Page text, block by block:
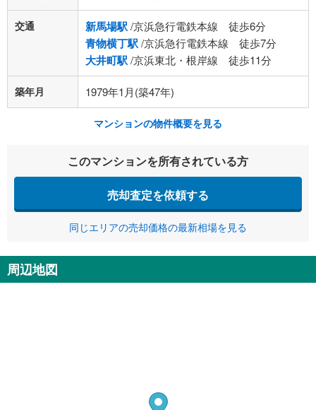
交通 新馬場駅/京浜急行電鉄本線 徒歩6分
青物横丁駅/京浜急行電鉄本線 徒歩7分
大井町駅/京浜東北・根岸線 徒歩11分
築年月 1979年1月(築47年)
マンションの物件概要を見る
このマンションを所有されている方
売却査定を依頼する
同じエリアの売却価格の最新相場を見る
周辺地図